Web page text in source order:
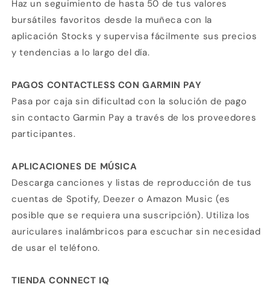
Haz un seguimiento de hasta 50 de tus valores
bursátiles favoritos desde la muñeca con la
aplicación Stocks y supervisa fácilmente sus precios
y tendencias a lo largo del día.
PAGOS CONTACTLESS CON GARMIN PAY
Pasa por caja sin dificultad con la solución de pago
sin contacto Garmin Pay a través de los proveedores
participantes.
APLICACIONES DE MÚSICA
Descarga canciones y listas de reproducción de tus
cuentas de Spotify, Deezer o Amazon Music (es
posible que se requiera una suscripción). Utiliza los
auriculares inalámbricos para escuchar sin necesidad
de usar el teléfono.
TIENDA CONNECT IQ